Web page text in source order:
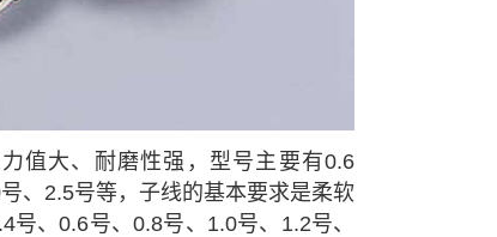
值大、耐磨性强，型号主要有0.6
、2.5号等，子线的基本要求是柔软
、0.6号、0.8号、1.0号、1.2号、